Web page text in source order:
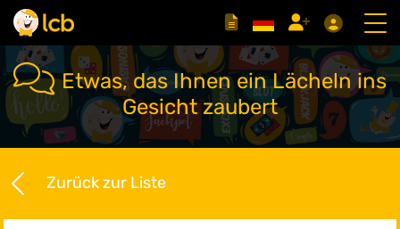
Etwas, das Ihnen ein Lächeln ins
Gesicht zaubert
Zurück zur Liste